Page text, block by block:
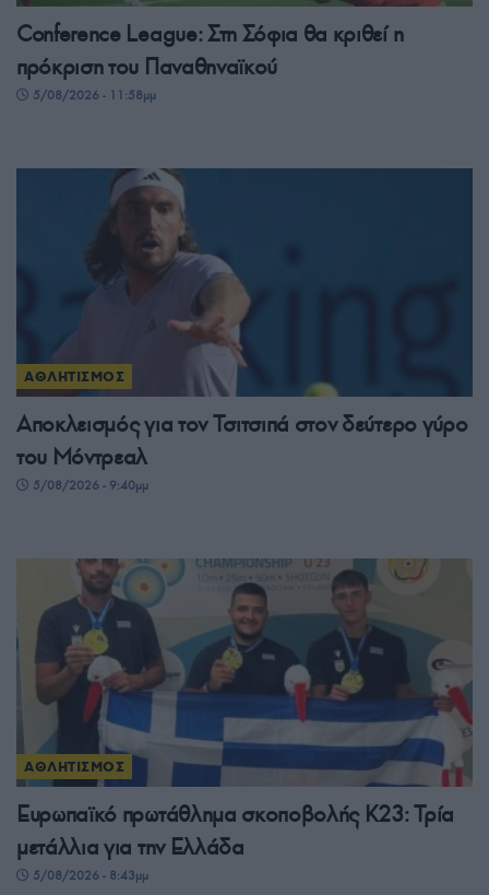
Conference League: Στη Σόφια θα κριθεί η
πρόκριση του Παναθηναϊκού
5/08/2026 - 11:58μμ
ΑΘΛΗΤΙΣΜΟΣ
Αποκλεισμός για τον Τσιτσιπά στον δεύτερο γύρο
του Μόντρεαλ
5/08/2026 - 9:40μμ
ΑΘΛΗΤΙΣΜΟΣ
Ευρωπαϊκό πρωτάθλημα σκοποβολής Κ23: Τρία
μετάλλια για την Ελλάδα
5/08/2026 - 8:43μμ